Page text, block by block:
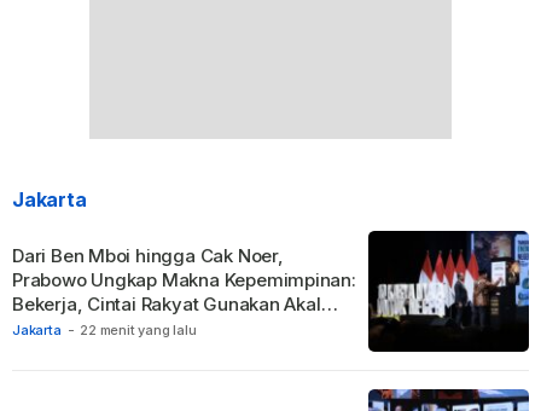
Jakarta
Jakarta - 22 menit yang lalu
Dari Ben Mboi hingga Cak Noer,
Prabowo Ungkap Makna Kepemimpinan:
Bekerja, Cintai Rakyat Gunakan Akal
Sehat.